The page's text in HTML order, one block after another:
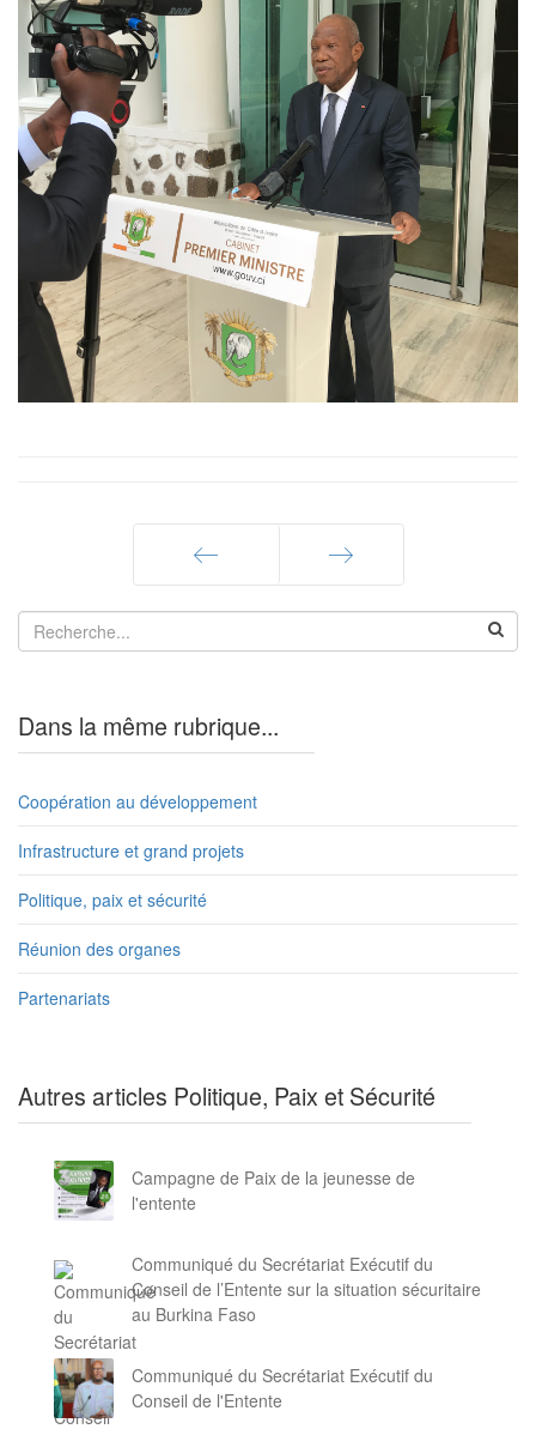
Précédent Suivant
Dans la même rubrique...
Coopération au développement
Infrastructure et grand projets
Politique, paix et sécurité
Réunion des organes
Partenariats
Autres articles Politique, Paix et Sécurité
Campagne de Paix de la jeunesse de
l'entente
Communiqué du Secrétariat Exécutif du
Conseil de l’Entente sur la situation sécuritaire
au Burkina Faso
Communiqué du Secrétariat Exécutif du
Conseil de l'Entente